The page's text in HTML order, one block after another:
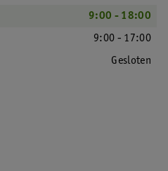
9:00 - 18:00
9:00 - 17:00
Gesloten